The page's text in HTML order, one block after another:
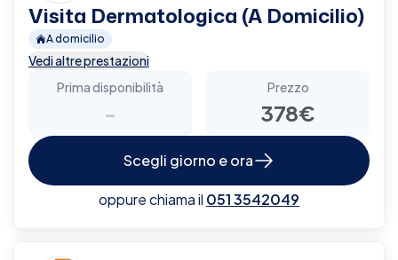
Visita Dermatologica (A Domicilio)
A domicilio
Vedi altre prestazioni
Prima disponibilità
-
Prezzo
378€
Scegli giorno e ora
oppure chiama il 051 3542049